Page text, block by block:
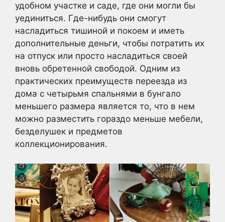
удобном участке и саде, где они могли бы
уединиться. Где-нибудь они смогут
насладиться тишиной и покоем и иметь
дополнительные деньги, чтобы потратить их
на отпуск или просто насладиться своей
вновь обретенной свободой. Одним из
практических преимуществ переезда из
дома с четырьмя спальнями в бунгало
меньшего размера является то, что в нем
можно разместить гораздо меньше мебели,
безделушек и предметов
коллекционирования.